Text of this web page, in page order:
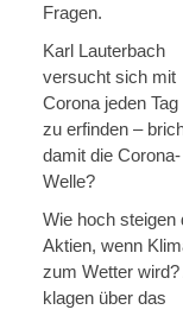
Fragen.
Karl Lauterbach
versucht sich mit
Corona jeden Tag
zu erfinden –
damit die Corona-
Welle?
Wie hoch steigen
Aktien, wenn
zum Wetter wird?
klagen über das